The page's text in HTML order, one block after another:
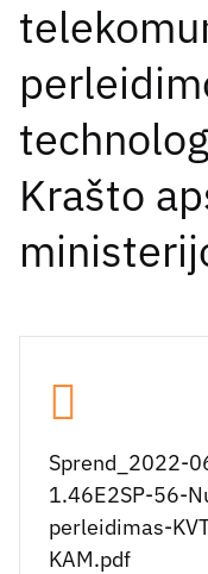
Krašto
Sprend_2022-
1.46E2SP-56-
perleidimas-
KAM.pdf